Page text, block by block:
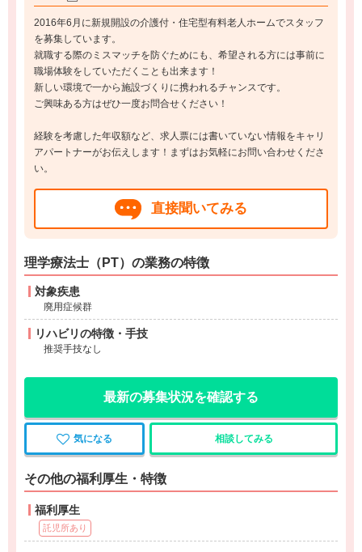
2016年6月に新規開設の介護付・住宅型有料老人ホームでスタッフ
を募集しています。
就職する際のミスマッチを防ぐためにも、希望される方には事前に
職場体験をしていただくことも出来ます！
新しい環境で一から施設づくりに携われるチャンスです。
ご興味ある方はぜひ一度お問合せください！
経験を考慮した年収額など、求人票には書いていない情報をキャリ
アパートナーがお伝えします！まずはお気軽にお問い合わせくださ
い。
直接聞いてみる
理学療法士（PT）の業務の特徴
対象疾患
廃用症候群
リハビリの特徴・手技
推奨手技なし
最新の募集状況を確認する
気になる 相談してみる
その他の福利厚生・特徴
福利厚生
託児所あり